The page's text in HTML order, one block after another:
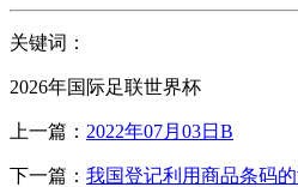
关键词：
2026年国际足联世界杯
上一篇： 2022年07月03日B
下一篇： 我国登记利用商品条码